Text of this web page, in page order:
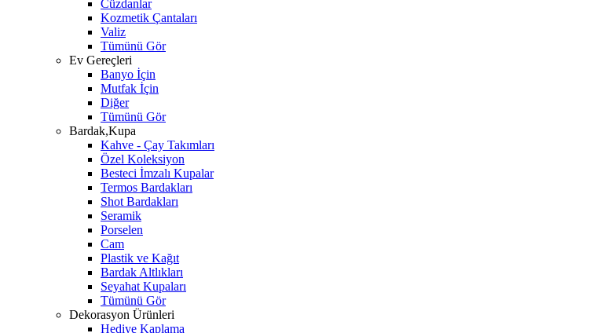
Cüzdanlar
Kozmetik Çantaları
Valiz
Tümünü Gör
Ev Gereçleri
Banyo İçin
Mutfak İçin
Diğer
Tümünü Gör
Bardak,Kupa
Kahve - Çay Takımları
Özel Koleksiyon
Besteci İmzalı Kupalar
Termos Bardakları
Shot Bardakları
Seramik
Porselen
Cam
Plastik ve Kağıt
Bardak Altlıkları
Seyahat Kupaları
Tümünü Gör
Dekorasyon Ürünleri
Hediye Kaplama